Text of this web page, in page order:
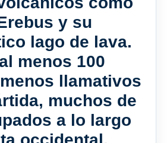
y su
lago de lava.
menos 100
llamativos
muchos de
a lo largo